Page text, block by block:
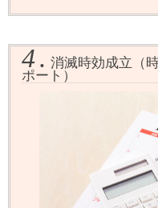
4.消滅時効成立（
ポート）